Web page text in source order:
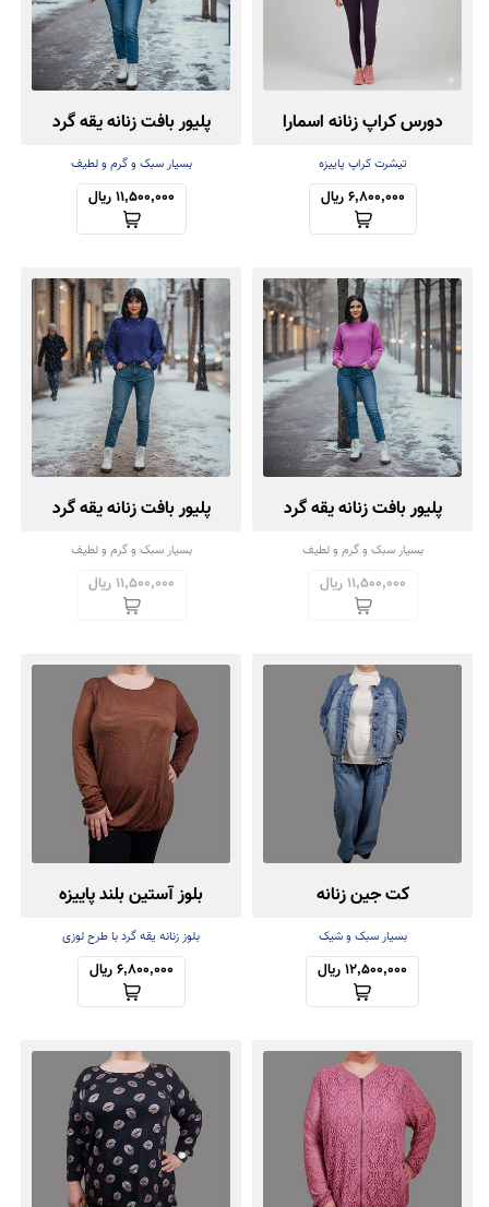
دورس کراپ زنانه اسمارا
تیشرت کراپ پاییزه
6,800,000 ریال
پلیور بافت زنانه یقه گرد
بسیار سبک و گرم و لطیف
11,500,000 ریال
پلیور بافت زنانه یقه گرد
بسیار سبک و گرم و لطیف
11,500,000 ریال
پلیور بافت زنانه یقه گرد
بسیار سبک و گرم و لطیف
11,500,000 ریال
کت جین زنانه
بسیار سبک و شیک
12,500,000 ریال
بلوز آستین بلند پاییزه
بلوز زنانه یقه گرد با طرح لوزی
6,800,000 ریال